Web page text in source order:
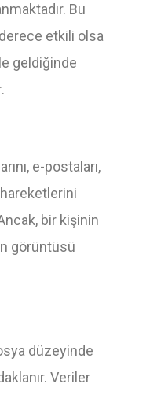
Bu
etkili olsa
geldiğinde
e-postaları,
bir kişinin
görüntüsü
düzeyinde
Veriler